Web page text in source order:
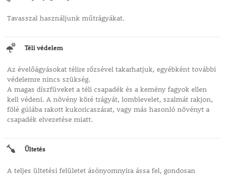
Tavasszal használjunk műtrágyákat.
Téli védelem
Az évelőágyásokat télire rőzsével takarhatjuk, egyébként további
védelemre nincs szükség.
A magas díszfüveket a téli csapadék és a kemény fagyok ellen
kell védeni. A növény köré trágyát, lomblevelet, szalmát rakjon,
fölé gúlába rakott kukoricaszárat, vagy más hasonló növényt a
csapadék elvezetése miatt.
Ültetés
A teljes ültetési felületet ásónyomnyira ássa fel, gondosan